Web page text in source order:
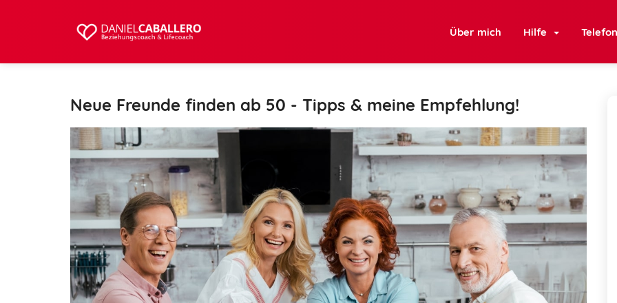
Über mich Hilfe
Neue Freunde finden ab 50 - Tipps & meine Empfehlung!